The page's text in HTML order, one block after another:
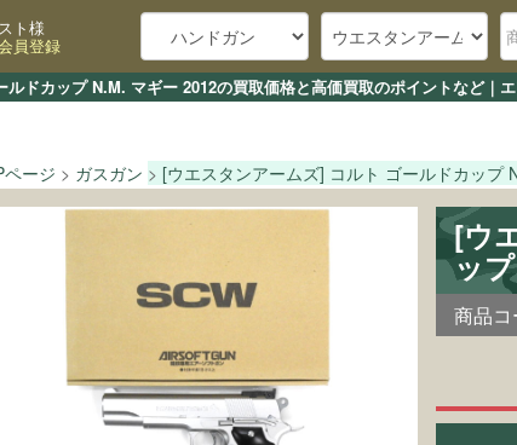
ドカップ N.M. マギー 2012の買取価格と高価買取のポイントなど｜
ト様
員登録
ページ ガスガン [ウエスタンアームズ] コルト ゴールドカップ
[ウ
ッ
商品コ